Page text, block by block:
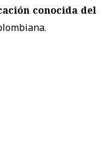
conocida del